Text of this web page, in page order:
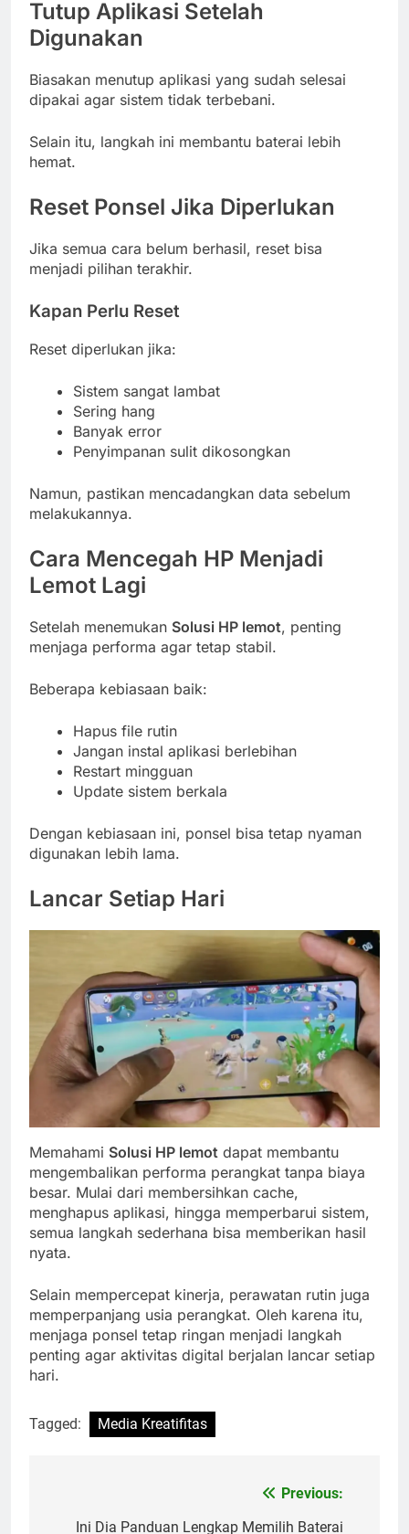
Tutup Aplikasi Setelah
Digunakan
Biasakan menutup aplikasi yang sudah selesai
dipakai agar sistem tidak terbebani.
Selain itu, langkah ini membantu baterai lebih
hemat.
Reset Ponsel Jika Diperlukan
Jika semua cara belum berhasil, reset bisa
menjadi pilihan terakhir.
Kapan Perlu Reset
Reset diperlukan jika:
Sistem sangat lambat
Sering hang
Banyak error
Penyimpanan sulit dikosongkan
Namun, pastikan mencadangkan data sebelum
melakukannya.
Cara Mencegah HP Menjadi
Lemot Lagi
Setelah menemukan Solusi HP lemot, penting
menjaga performa agar tetap stabil.
Beberapa kebiasaan baik:
Hapus file rutin
Jangan instal aplikasi berlebihan
Restart mingguan
Update sistem berkala
Dengan kebiasaan ini, ponsel bisa tetap nyaman
digunakan lebih lama.
Lancar Setiap Hari
Memahami Solusi HP lemot dapat membantu
mengembalikan performa perangkat tanpa biaya
besar. Mulai dari membersihkan cache,
menghapus aplikasi, hingga memperbarui sistem,
semua langkah sederhana bisa memberikan hasil
nyata.
Selain mempercepat kinerja, perawatan rutin juga
memperpanjang usia perangkat. Oleh karena itu,
menjaga ponsel tetap ringan menjadi langkah
penting agar aktivitas digital berjalan lancar setiap
hari.
Tagged: Media Kreatifitas
Previous:
Ini Dia Panduan Lengkap Memilih Baterai